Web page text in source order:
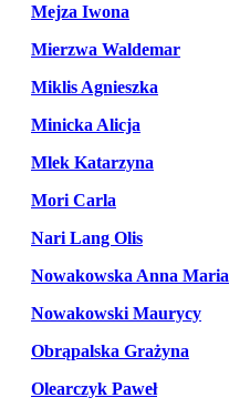
Mejza Iwona
Mierzwa Waldemar
Miklis Agnieszka
Minicka Alicja
Mlek Katarzyna
Mori Carla
Nari Lang Olis
Nowakowska Anna Maria
Nowakowski Maurycy
Obrąpalska Grażyna
Olearczyk Paweł